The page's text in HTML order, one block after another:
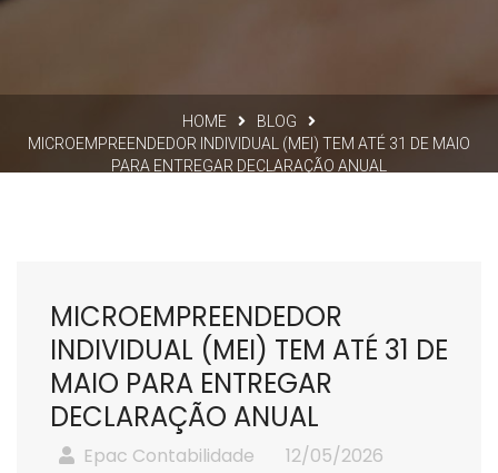
HOME
BLOG
MICROEMPREENDEDOR INDIVIDUAL (MEI) TEM ATÉ 31 DE MAIO
PARA ENTREGAR DECLARAÇÃO ANUAL
MICROEMPREENDEDOR
INDIVIDUAL (MEI) TEM ATÉ 31 DE
MAIO PARA ENTREGAR
DECLARAÇÃO ANUAL
Epac Contabilidade
12/05/2026